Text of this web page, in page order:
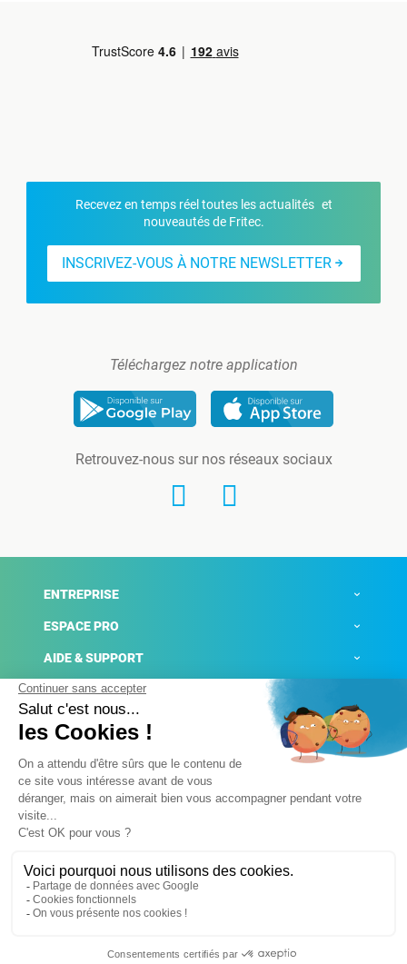
Recevez en temps réel toutes les actualités et
nouveautés de Fritec.
INSCRIVEZ-VOUS À NOTRE NEWSLETTER
Téléchargez notre application
Retrouvez-nous sur nos réseaux sociaux
ENTREPRISE
ESPACE PRO
AIDE & SUPPORT
ACTUALITÉS
Mentions légales
Conditions générales de ventes
Plateforme de signalement